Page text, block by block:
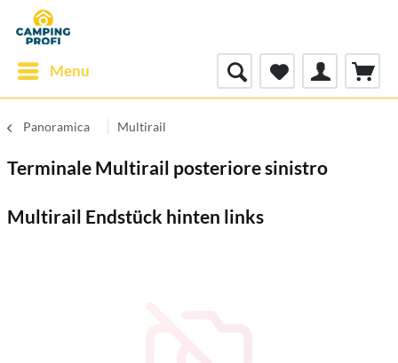
Menu
Panoramica Multirail
Terminale Multirail posteriore sinistro
Multirail Endstück hinten links